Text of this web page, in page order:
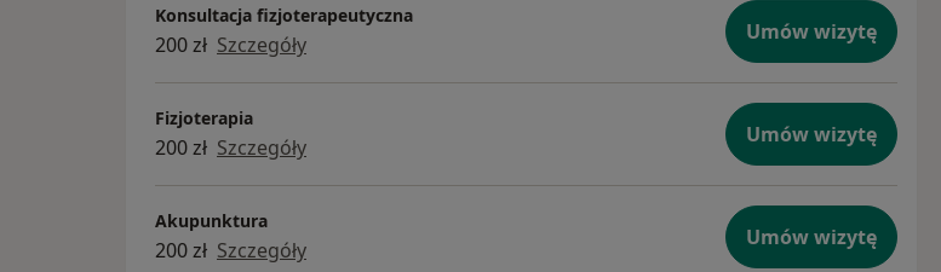
Konsultacja fizjoterapeutyczna
200 zł Szczegóły Umów wizytę
Fizjoterapia
200 zł Szczegóły Umów wizytę
Akupunktura
200 zł Szczegóły Umów wizytę